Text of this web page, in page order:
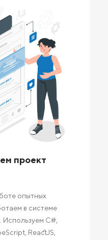
проект
опытных
в системе
Используем C#,
ReactJS,